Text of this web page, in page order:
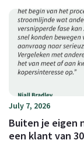
July 7, 2026
Buiten je eigen
een klant van